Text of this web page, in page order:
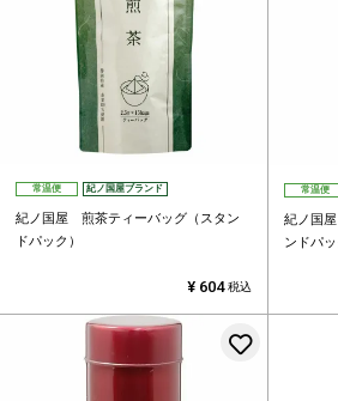
常温便 紀ノ国屋ブランド
紀ノ国屋 煎茶ティーバッグ（スタン
ドパック）
¥ 604 税込
常温便
紀ノ国
ンドパッ